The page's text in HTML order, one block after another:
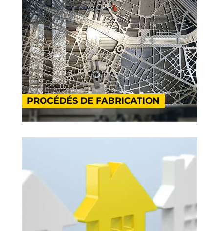
PROCÉDÉS DE FABRICATION